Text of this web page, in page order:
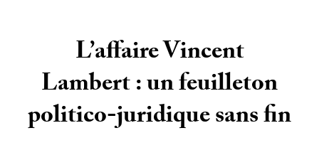
L’affaire Vincent
Lambert : un feuilleton
politico-juridique sans fin